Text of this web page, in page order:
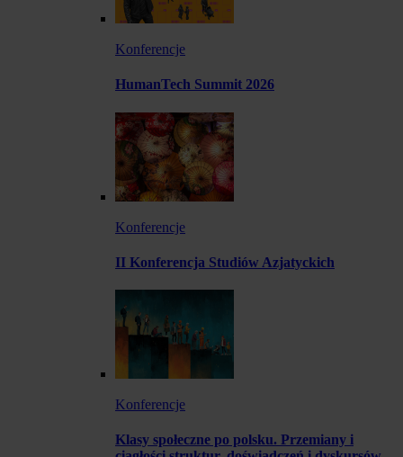
Konferencje
HumanTech Summit 2026
Konferencje
II Konferencja Studiów Azjatyckich
Konferencje
Klasy społeczne po polsku. Przemiany i